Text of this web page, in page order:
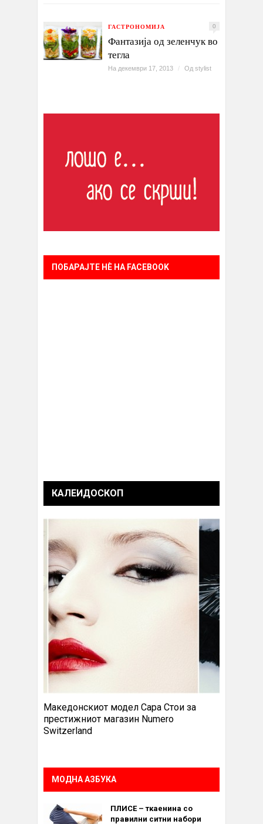
ГАСТРОНОМИЈА 0
Фантазија од зеленчук во
тегла
На декември 17, 2013 / Од stylist
ПОБАРАЈТЕ НÈ НА FACEBOOK
КАЛЕИДОСКОП
Македонскиот модел Сара Стои за
престижниот магазин Numero
Switzerland
МОДНА АЗБУКА
ПЛИСЕ – ткаенина со
правилни ситни набори